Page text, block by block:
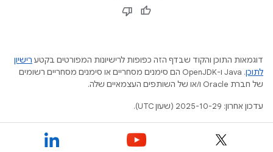
דוגמאות התוכן והקוד שבדף הזה כפופות לרישיונות המפורטים בקטע רישיון
לתוכן
.‏ Java ו-OpenJDK הם סימנים מסחריים או סימנים מסחריים רשומים
של חברת Oracle ו/או של השותפים העצמאיים שלה.
עדכון אחרון: 2025-10-29 (שעון UTC).